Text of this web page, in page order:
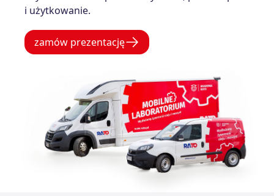
i użytkowanie.
zamów prezentację